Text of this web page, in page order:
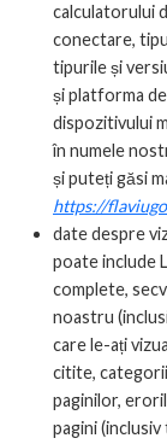
calculatorului
conectare,
tipurile și
și platforma
dispozitivului
în numele
și puteți găsi
https://
date despre
poate include
complete,
noastru
care le-ați
citite,
paginilor,
pagini